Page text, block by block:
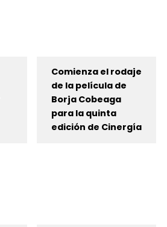
Comienza el rodaje
de la película de
Borja Cobeaga
para la quinta
edición de Cinergía